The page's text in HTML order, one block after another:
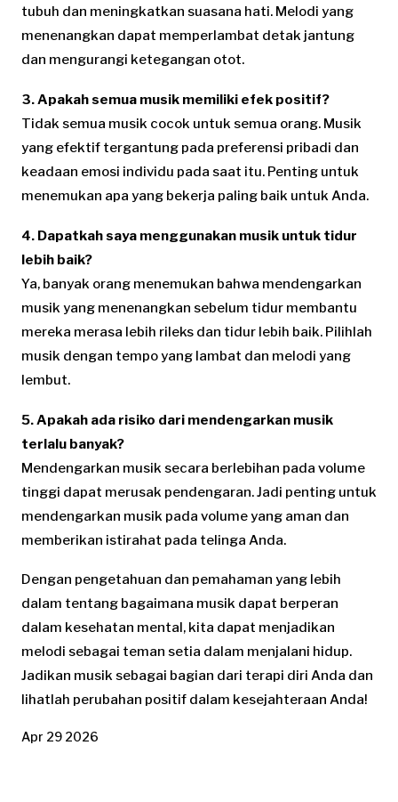
tubuh dan meningkatkan suasana hati. Melodi yang
menenangkan dapat memperlambat detak jantung
dan mengurangi ketegangan otot.
3. Apakah semua musik memiliki efek positif?
Tidak semua musik cocok untuk semua orang. Musik
yang efektif tergantung pada preferensi pribadi dan
keadaan emosi individu pada saat itu. Penting untuk
menemukan apa yang bekerja paling baik untuk Anda.
4. Dapatkah saya menggunakan musik untuk tidur
lebih baik?
Ya, banyak orang menemukan bahwa mendengarkan
musik yang menenangkan sebelum tidur membantu
mereka merasa lebih rileks dan tidur lebih baik. Pilihlah
musik dengan tempo yang lambat dan melodi yang
lembut.
5. Apakah ada risiko dari mendengarkan musik
terlalu banyak?
Mendengarkan musik secara berlebihan pada volume
tinggi dapat merusak pendengaran. Jadi penting untuk
mendengarkan musik pada volume yang aman dan
memberikan istirahat pada telinga Anda.
Dengan pengetahuan dan pemahaman yang lebih
dalam tentang bagaimana musik dapat berperan
dalam kesehatan mental, kita dapat menjadikan
melodi sebagai teman setia dalam menjalani hidup.
Jadikan musik sebagai bagian dari terapi diri Anda dan
lihatlah perubahan positif dalam kesejahteraan Anda!
Apr 29 2026